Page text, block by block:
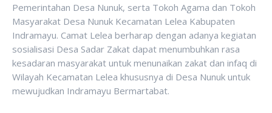
Pemerintahan Desa Nunuk, serta Tokoh Agama dan Tokoh
Masyarakat Desa Nunuk Kecamatan Lelea Kabupaten
Indramayu. Camat Lelea berharap dengan adanya kegiatan
sosialisasi Desa Sadar Zakat dapat menumbuhkan rasa
kesadaran masyarakat untuk menunaikan zakat dan infaq di
Wilayah Kecamatan Lelea khususnya di Desa Nunuk untuk
mewujudkan Indramayu Bermartabat.